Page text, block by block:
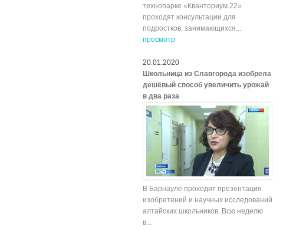
технопарке «Кванториум.22»
проходят консультации для
подростков, занимающихся...
просмотр
20.01.2020
Школьница из Славгорода изобрела
дешёвый способ увеличить урожай
в два раза
В Барнауле проходит презентация
изобретений и научных исследований
алтайских школьников. Всю неделю
в...